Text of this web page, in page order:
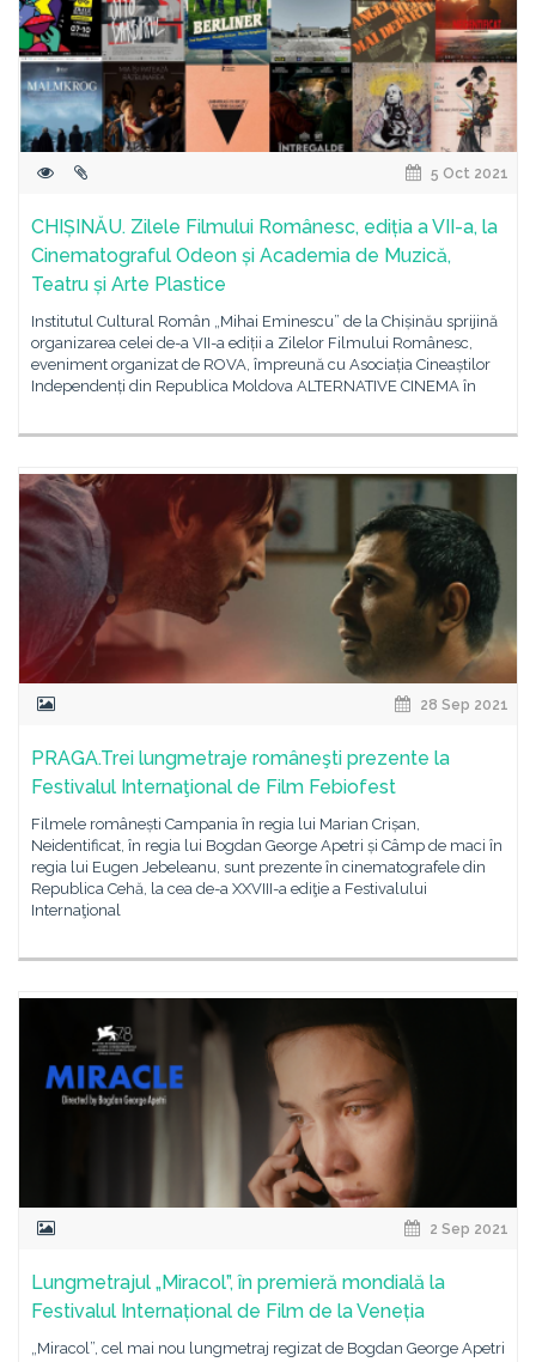
5 Oct 2021
CHIȘINĂU. Zilele Filmului Românesc, ediția a VII-a, la
Cinematograful Odeon și Academia de Muzică,
Teatru și Arte Plastice
Institutul Cultural Român „Mihai Eminescu” de la Chișinău sprijină
organizarea celei de-a VII-a ediții a Zilelor Filmului Românesc,
eveniment organizat de ROVA, împreună cu Asociația Cineaștilor
Independenți din Republica Moldova ALTERNATIVE CINEMA în
28 Sep 2021
PRAGA.Trei lungmetraje româneşti prezente la
Festivalul Internaţional de Film Febiofest
Filmele românești Campania în regia lui Marian Crișan,
Neidentificat, în regia lui Bogdan George Apetri și Câmp de maci în
regia lui Eugen Jebeleanu, sunt prezente în cinematografele din
Republica Cehă, la cea de-a XXVIII-a ediţie a Festivalului
Internaţional
2 Sep 2021
Lungmetrajul „Miracol”, în premieră mondială la
Festivalul Internațional de Film de la Veneția
„Miracol”, cel mai nou lungmetraj regizat de Bogdan George Apetri